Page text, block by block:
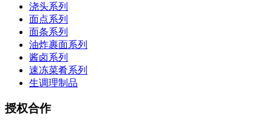
浇头系列
面点系列
面条系列
油炸裹面系列
酱卤系列
速冻菜肴系列
生调理制品
授权合作